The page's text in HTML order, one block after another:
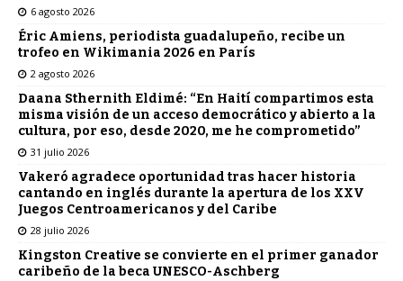
6 agosto 2026
Éric Amiens, periodista guadalupeño, recibe un
trofeo en Wikimania 2026 en París
2 agosto 2026
Daana Sthernith Eldimé: “En Haití compartimos esta
misma visión de un acceso democrático y abierto a la
cultura, por eso, desde 2020, me he comprometido”
31 julio 2026
Vakeró agradece oportunidad tras hacer historia
cantando en inglés durante la apertura de los XXV
Juegos Centroamericanos y del Caribe
28 julio 2026
Kingston Creative se convierte en el primer ganador
caribeño de la beca UNESCO-Aschberg